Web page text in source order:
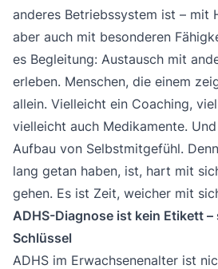
anderes Betriebssystem ist – mit
aber auch mit besonderen
es Begleitung: Austausch mit
erleben. Menschen, die einem
allein. Vielleicht ein Coaching,
vielleicht auch Medikamente.
Aufbau von Selbstmitgefühl.
lang getan haben, ist, hart mit
gehen. Es ist Zeit, weicher mit
ADHS-Diagnose ist kein Etikett –
Schlüssel
ADHS im Erwachsenenalter ist